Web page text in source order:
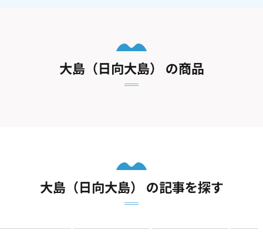
大島（日向大島） の商品
大島（日向大島） の記事を探す